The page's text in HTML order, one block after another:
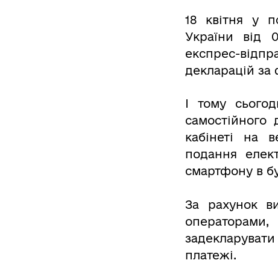
18 квітня у
України від
експрес-
декларацій
І тому
кабінеті на
подання
смартфону в
За рахунок
платежі.